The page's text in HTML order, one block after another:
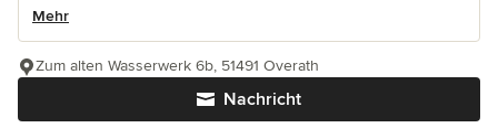
Mehr
Nachricht
Zum alten Wasserwerk 6b, 51491 Overath